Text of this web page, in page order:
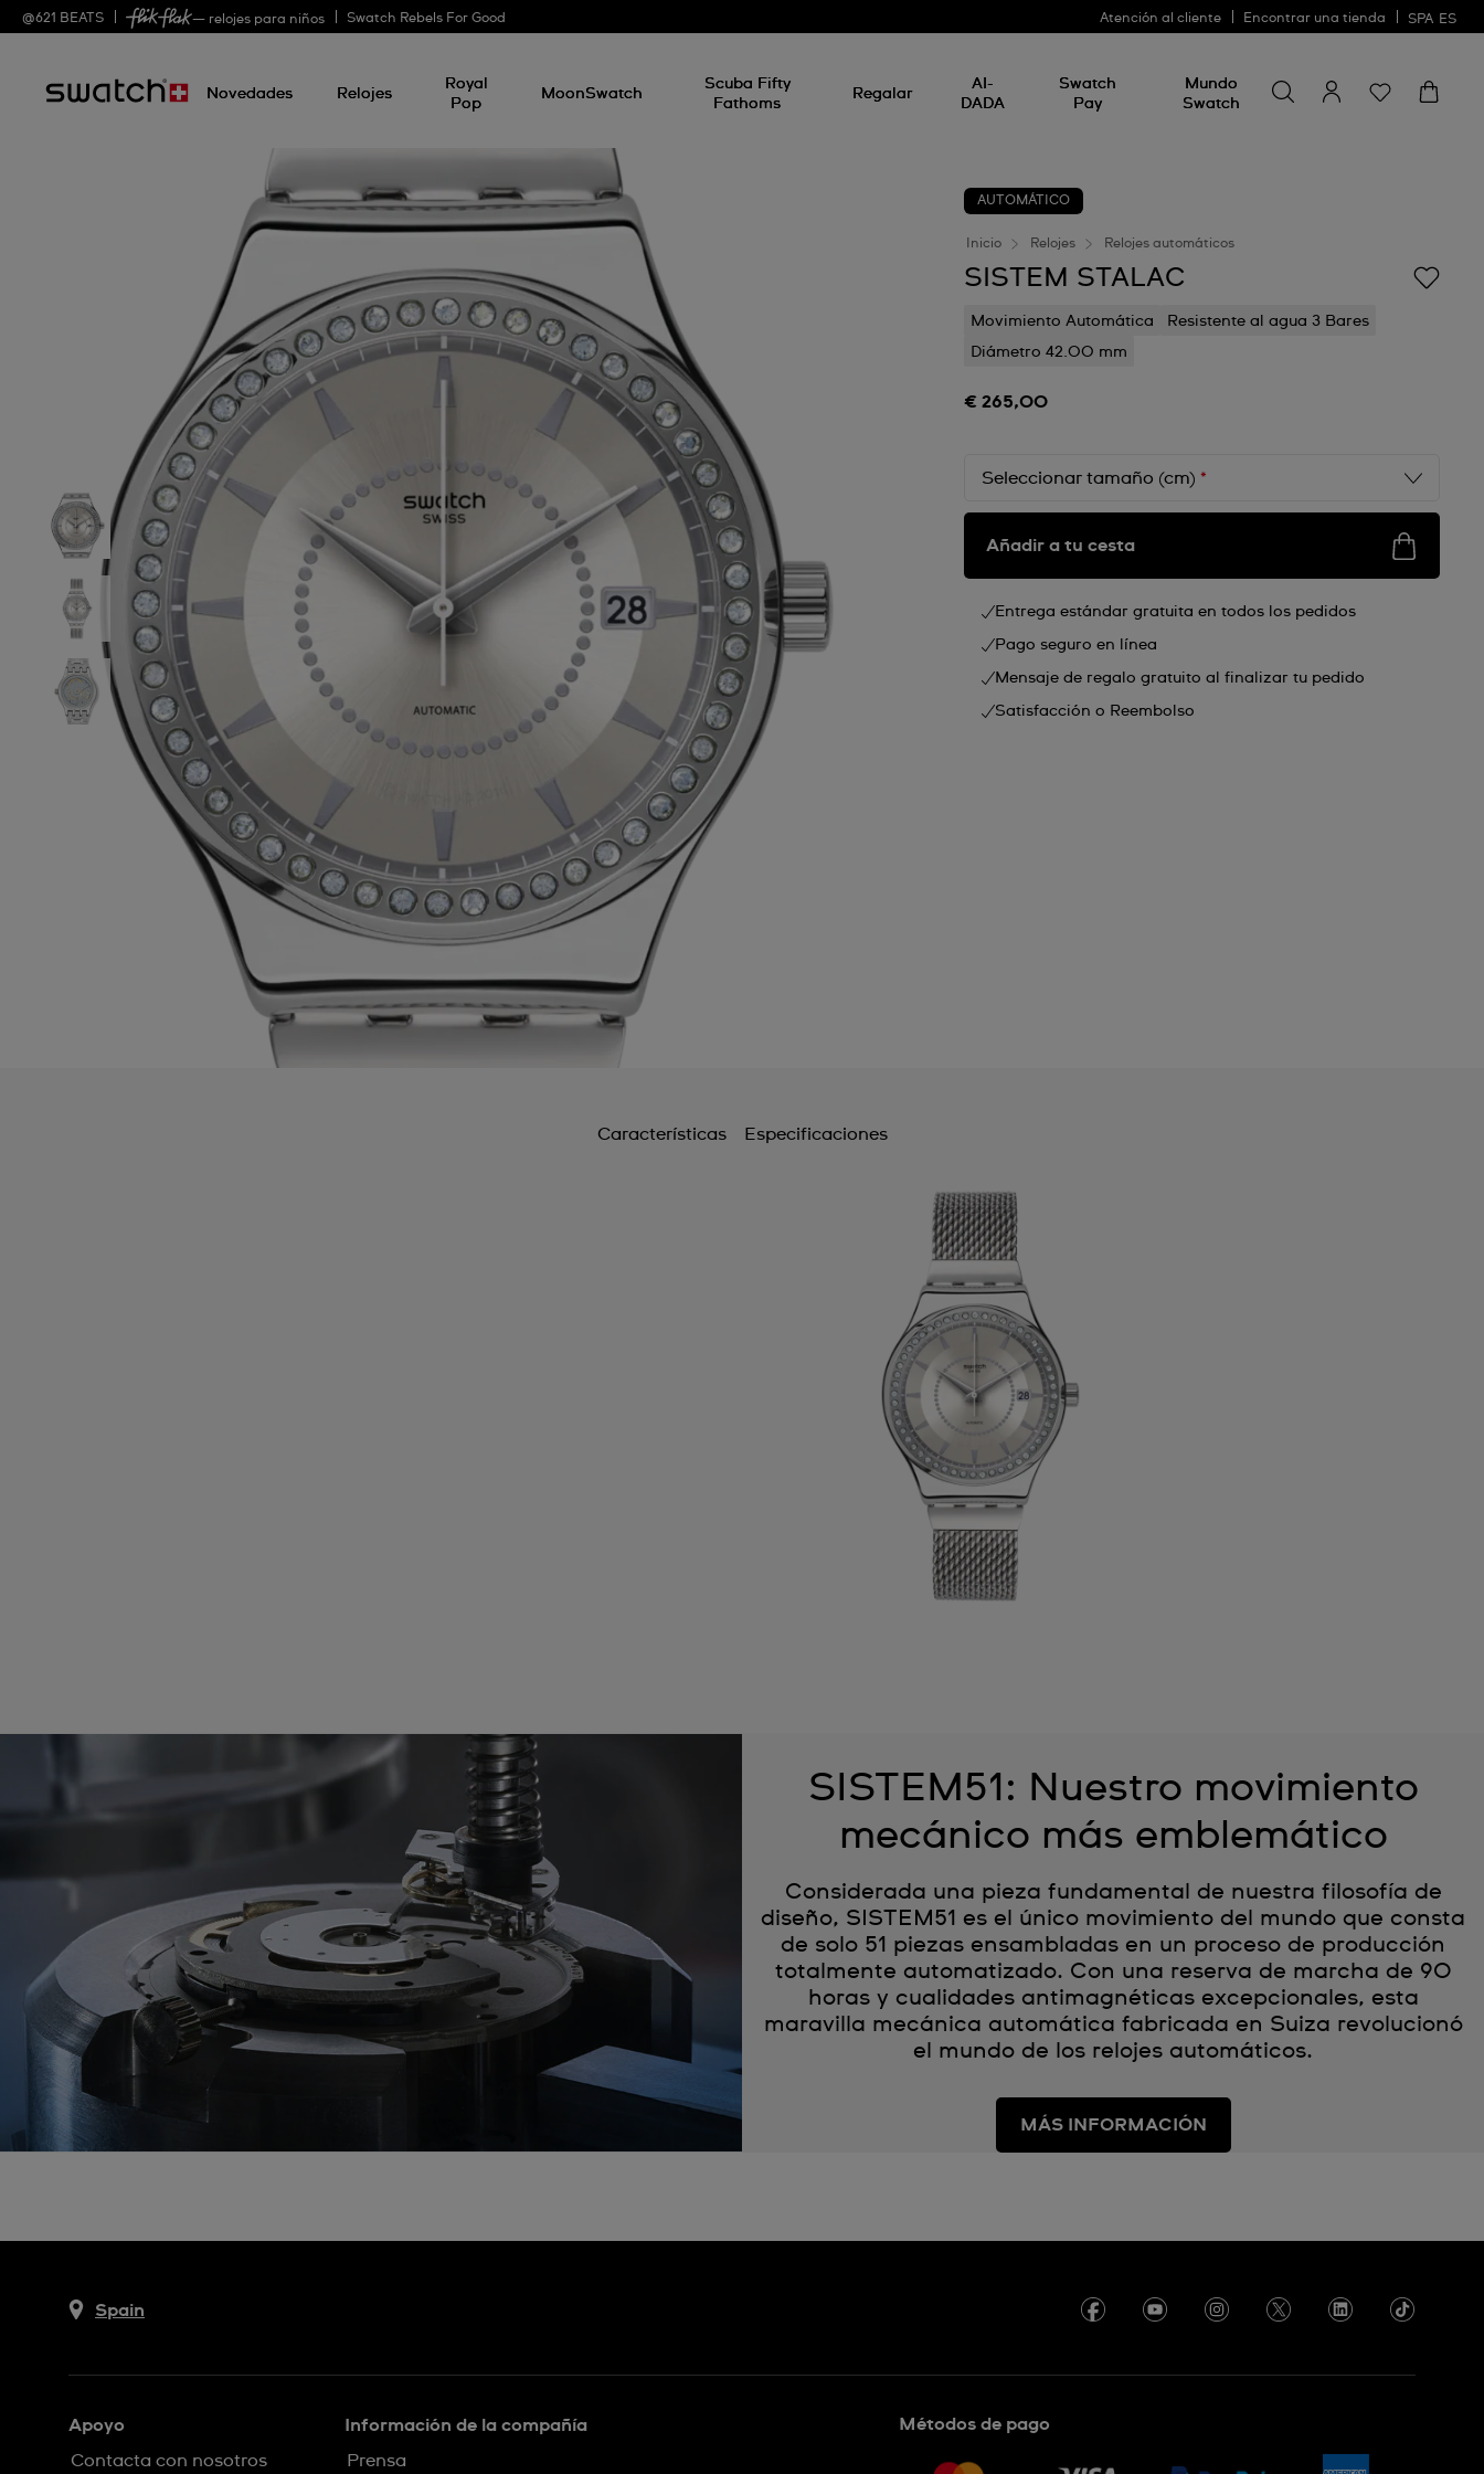
@621 BEATS — relojes para niños Swatch Rebels For Good Atención al cliente Encontrar una tienda SPA ES
Novedades Relojes
Royal
Pop
MoonSwatch
Scuba Fifty
Fathoms
Regalar
AI-
DADA
Swatch
Pay
Mundo
Swatch
algo
AUTOMÁTICO
Inicio Relojes Relojes automáticos
SISTEM STALAC
Movimiento Automática
Resistente al agua 3 Bares
Diámetro 42.00 mm
€ 265,00
Seleccionar tamaño (cm)*
Añadir a tu cesta
Entrega estándar gratuita en todos los pedidos
Pago seguro en línea
Mensaje de regalo gratuito al finalizar tu pedido
Satisfacción o Reembolso
Características Especificaciones
SISTEM51: Nuestro movimiento
mecánico más emblemático
Considerada una pieza fundamental de nuestra filosofía de
diseño, SISTEM51 es el único movimiento del mundo que consta
de solo 51 piezas ensambladas en un proceso de producción
totalmente automatizado. Con una reserva de marcha de 90
horas y cualidades antimagnéticas excepcionales, esta
maravilla mecánica automática fabricada en Suiza revolucionó
el mundo de los relojes automáticos.
MÁS INFORMACIÓN
Spain
Apoyo
Contacta con nosotros
Información de la compañía
Prensa
Métodos de pago